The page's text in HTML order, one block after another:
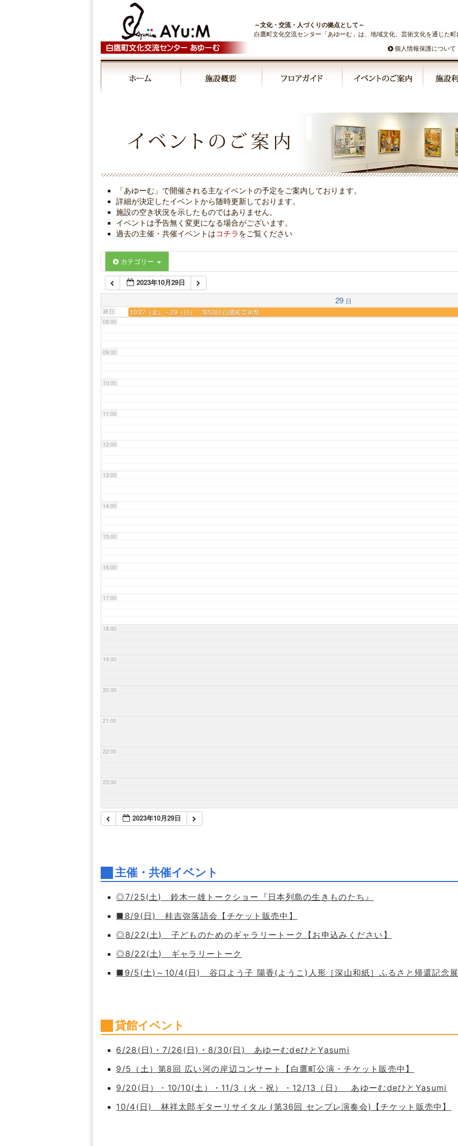
～文化・交流・人づくりの拠点として～
白鷹町文化交流センター「あゆーむ」は、地域文化、芸術文化を通じた
個人情報保護について
「あゆーむ」で開催される主なイベントの予定をご案内しております。
詳細が決定したイベントから随時更新しております。
施設の空き状況を示したものではありません。
イベントは予告無く変更になる場合がございます。
過去の主催・共催イベントはコチラ をご覧ください
カテゴリー
2023年10月29日
29 日
終日 10/27（金）～29（日） 第53回 白鷹町芸術祭
04:00
06:00
07:00
08:00
09:00
10:00
11:00
12:00
13:00
14:00
15:00
16:00
17:00
18:00
19:00
20:00
21:00
22:00
23:00
2023年10月29日
主催・共催イベント
◎7/25(土) 鈴木一雄トークショー『日本列島の生きものたち』
■8/9(日) 桂吉弥落語会【チケット販売中】
◎8/22(土) 子どものためのギャラリートーク【お申込みください】
◎8/22(土) ギャラリートーク
■9/5(土)～10/4(日) 谷口よう子 陽香(ようこ)人形［深山和紙］ふるさと帰還記念
貸館イベント
6/28(日)・7/26(日)・8/30(日) あゆーむdeひとYasumi
9/5（土）第8回 広い河の岸辺コンサート【白鷹町公演・チケット販売中】
9/20(日）・10/10(土）・11/3（火・祝）・12/13（日） あゆーむdeひとYasumi
10/4(日) 林祥太郎ギターリサイタル (第36回 センプレ演奏会)【チケット販売中】